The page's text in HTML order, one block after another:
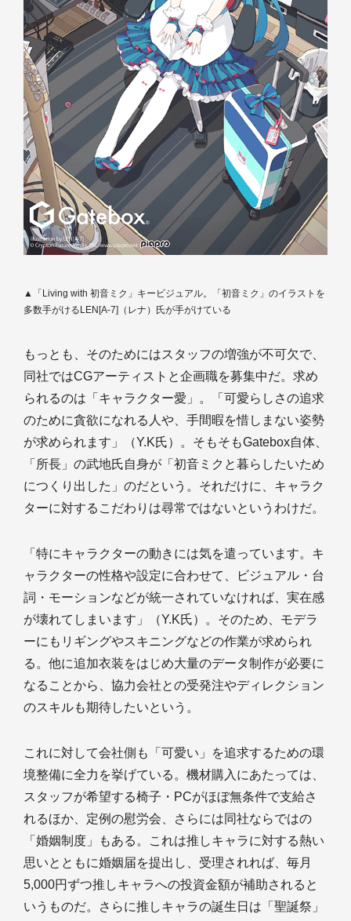
▲「Living with 初音ミク」キービジュアル。「初音ミク」のイラストを
多数手がけるLEN[A-7]（レナ）氏が手がけている
もっとも、そのためにはスタッフの増強が不可欠で、
同社ではCGアーティストと企画職を募集中だ。求め
られるのは「キャラクター愛」。「可愛らしさの追求
のために貪欲になれる人や、手間暇を惜しまない姿勢
が求められます」（Y.K氏）。そもそもGatebox自体、
「所長」の武地氏自身が「初音ミクと暮らしたいため
につくり出した」のだという。それだけに、キャラク
ターに対するこだわりは尋常ではないというわけだ。
「特にキャラクターの動きには気を遣っています。キ
ャラクターの性格や設定に合わせて、ビジュアル・台
詞・モーションなどが統一されていなければ、実在感
が壊れてしまいます」（Y.K氏）。そのため、モデラ
ーにもリギングやスキニングなどの作業が求められ
る。他に追加衣装をはじめ大量のデータ制作が必要に
なることから、協力会社との受発注やディレクション
のスキルも期待したいという。
これに対して会社側も「可愛い」を追求するための環
境整備に全力を挙げている。機材購入にあたっては、
スタッフが希望する椅子・PCがほぼ無条件で支給さ
れるほか、定例の慰労会、さらには同社ならではの
「婚姻制度」もある。これは推しキャラに対する熱い
思いとともに婚姻届を提出し、受理されれば、毎月
5,000円ずつ推しキャラへの投資金額が補助されると
いうものだ。さらに推しキャラの誕生日は「聖誕祭」